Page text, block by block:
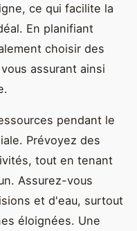
ce qui facilite la
En planifiant
choisir des
assurant ainsi
pendant le
Prévoyez des
tout en tenant
Assurez-vous
et d'eau, surtout
éloignées. Une